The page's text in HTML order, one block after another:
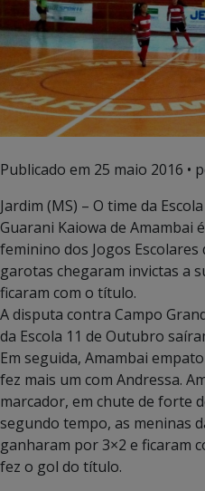
Publicado em 25 maio 2016 •
Jardim (MS) – O time da
Guarani Kaiowa de Amambai
feminino dos Jogos Escolares
garotas chegaram invictas a
ficaram com o título.
A disputa contra Campo
da Escola 11 de Outubro
Em seguida, Amambai
fez mais um com Andressa.
marcador, em chute de forte
segundo tempo, as meninas
ganharam por 3×2 e ficaram
fez o gol do título.